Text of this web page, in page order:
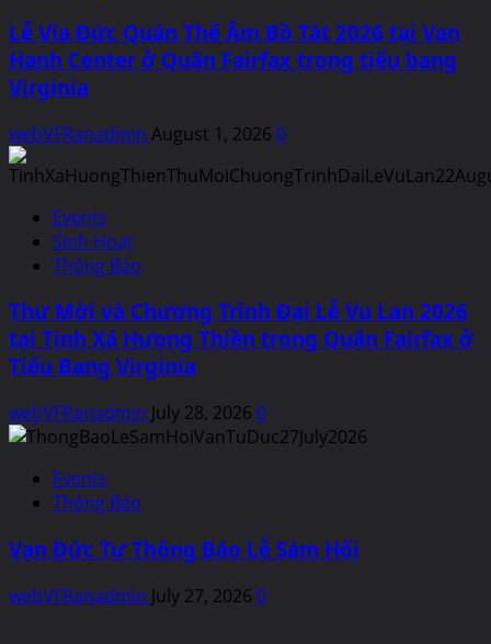
Lễ Vía Đức Quán Thế Âm Bồ Tát 2026 tại Van
Hanh Center ở Quận Fairfax trong tiểu bang
Virginia
webVFRanadmin August 1, 2026 0
Events
Sinh Hoạt
Thông Báo
Thư Mời và Chương Trình Đại Lễ Vu Lan 2026
tại Tịnh Xá Hưong Thiền trong Quận Fairfax ở
Tiểu Bang Virginia
webVFRanadmin July 28, 2026 0
Events
Thông Báo
Vạn Đức Tự Thông Báo Lễ Sám Hối
webVFRanadmin July 27, 2026 0